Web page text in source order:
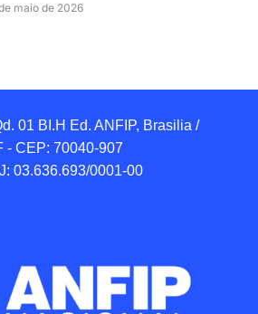
maio de 2026
01 BI.H Ed. ANFIP, Brasilia /
- CEP: 70040-907
03.636.693/0001-00